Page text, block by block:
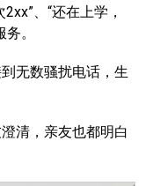
、“还在上学，
。
无数骚扰电话，生
清，亲友也都明白